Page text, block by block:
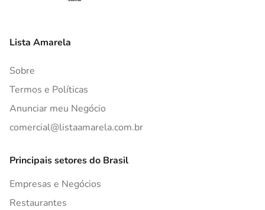
Lista Amarela
Sobre
Termos e Políticas
Anunciar meu Negócio
comercial@listaamarela.com.br
Principais setores do Brasil
Empresas e Negócios
Restaurantes